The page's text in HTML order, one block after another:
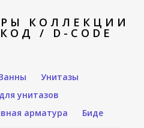
КОЛЛЕКЦИИ
/ D-CODE
Унитазы
унитазов
арматура
Биде